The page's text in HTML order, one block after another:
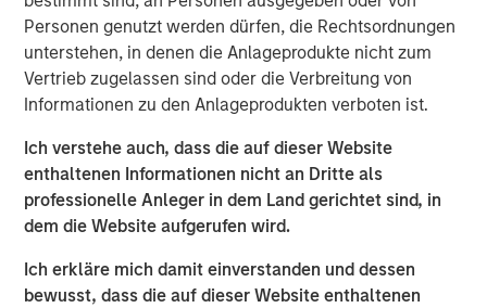
Personen genutzt werden dürfen, die Rechtsordnungen
unterstehen, in denen die Anlageprodukte nicht zum
Vertrieb zugelassen sind oder die Verbreitung von
Informationen zu den Anlageprodukten verboten ist.
Ich verstehe auch, dass die auf dieser Website
enthaltenen Informationen nicht an Dritte als
professionelle Anleger in dem Land gerichtet sind, in
dem die Website aufgerufen wird.
Ich erkläre mich damit einverstanden und dessen
bewusst, dass die auf dieser Website enthaltenen
“MorningStar is proud to begin our new partnership with
Morgan Stanley Real Estate Investing, marked by their
acquisition of three stand-out Colorado assets—an
exciting start to a strong future together,” said Jamie
Ranzan, President and CIO for MorningStar.
Funds managed by MSREI have been actively investing in
senior housing since 2022 and today have an ownership
interest in approximately 30 senior living communities
across the United States with nearly 3,000 independent
living, assisted living and memory care units.